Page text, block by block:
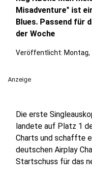
Misadventure" ist
Blues. Passend für
der Woche
Veröffentlicht: Montag,
Anzeige
Die erste
landete auf Platz 1
Charts und schaffte
deutschen Airplay
Startschuss für das